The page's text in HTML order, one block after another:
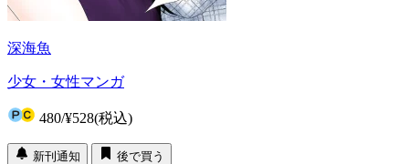
深海魚
少女・女性マンガ
480/¥528(税込)
新刊通知
後で買う